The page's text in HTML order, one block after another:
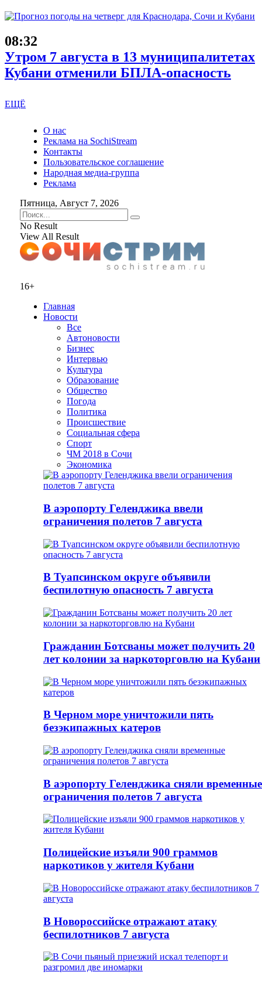
08:32
Утром 7 августа в 13 муниципалитетах
Кубани отменили БПЛА-опасность
ЕЩЁ
О нас
Реклама на SochiStream
Контакты
Пользовательское соглашение
Народная медиа-группа
Реклама
Пятница, Август 7, 2026
No Result
View All Result
16+
Главная
Новости
Все
Автоновости
Бизнес
Интервью
Культура
Образование
Общество
Погода
Политика
Происшествие
Социальная сфера
Спорт
ЧМ 2018 в Сочи
Экономика
В аэропорту Геленджика ввели
ограничения полетов 7 августа
В Туапсинском округе объявили
беспилотную опасность 7 августа
Гражданин Ботсваны может получить 20
лет колонии за наркоторговлю на Кубани
В Черном море уничтожили пять
безэкипажных катеров
В аэропорту Геленджика сняли временные
ограничения полетов 7 августа
Полицейские изъяли 900 граммов
наркотиков у жителя Кубани
В Новороссийске отражают атаку
беспилотников 7 августа